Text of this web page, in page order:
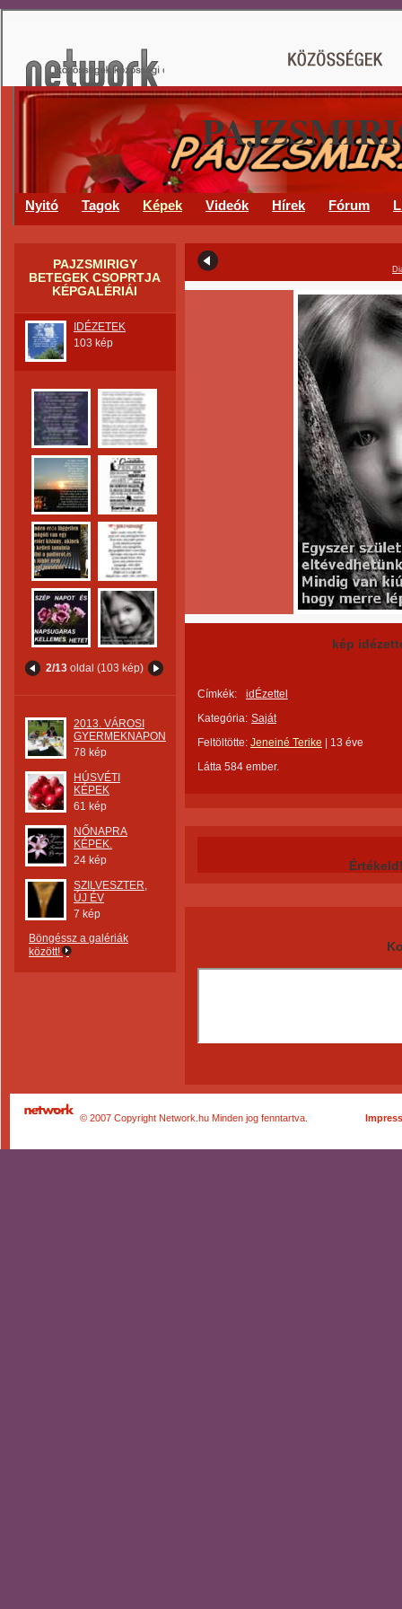
Nyitó Tagok Képek Videók Hírek Fórum
PAJZSMIRIGY
BETEGEK CSOPRTJA
KÉPGALÉRIÁI
IDÉZETEK
103 kép
2/13 oldal (103 kép)
2013. VÁROSI
GYERMEKNAPON
78 kép
HÚSVÉTI
KÉPEK
61 kép
NŐNAPRA
KÉPEK.
24 kép
SZILVESZTER,
ÚJ ÉV
7 kép
Böngéssz a galériák
között!
kép
Címkék:
idÉzettel
Kategória: Saját
Feltöltötte: Jeneiné Terike
13 éve
Látta 584 ember.
© 2007 Copyright Network.hu Minden jog fenntartva.